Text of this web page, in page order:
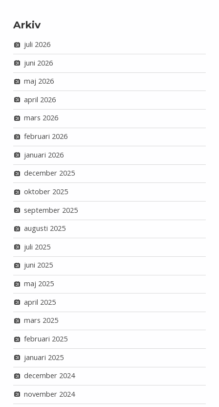
Arkiv
juli 2026
juni 2026
maj 2026
april 2026
mars 2026
februari 2026
januari 2026
december 2025
oktober 2025
september 2025
augusti 2025
juli 2025
juni 2025
maj 2025
april 2025
mars 2025
februari 2025
januari 2025
december 2024
november 2024